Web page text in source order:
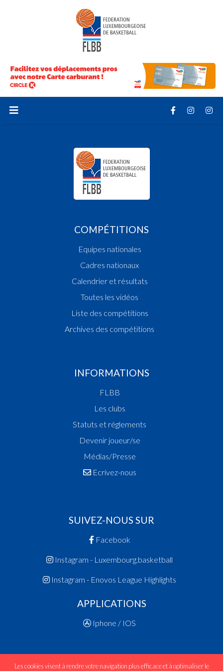
COMPÉTITIONS
Equipes nationales
Cadres nationaux
Calendrier et résultats
Toutes les vidéos
Liste des compétitions
Archives des compétitions
INFORMATIONS
FLBB
Les clubs
Statuts et réglements
Devenir joueur/se
Médias/Presse
Ecrivez-nous
SUIVEZ-NOUS SUR
Facebook
Instagram - Luxembourg.basketball
Instagram - Enovos League Highlights
APPLICATIONS
Iphone / IOS
Les cookies visent à rendre votre navigation plus efficace et à optimaliser le